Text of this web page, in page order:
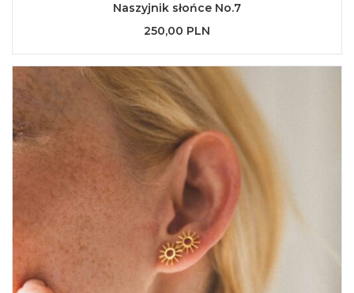
Naszyjnik słońce No.7
250,00 PLN